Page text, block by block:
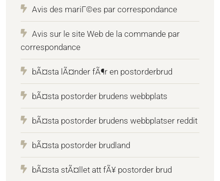
Avis des mariГ©es par correspondance
Avis sur le site Web de la commande par
correspondance
bÃ¤sta lÃ¤nder fÃ¶r en postorderbrud
bÃ¤sta postorder brudens webbplats
bÃ¤sta postorder brudens webbplatser reddit
bÃ¤sta postorder brudland
bÃ¤sta stÃ¤llet att fÃ¥ postorder brud